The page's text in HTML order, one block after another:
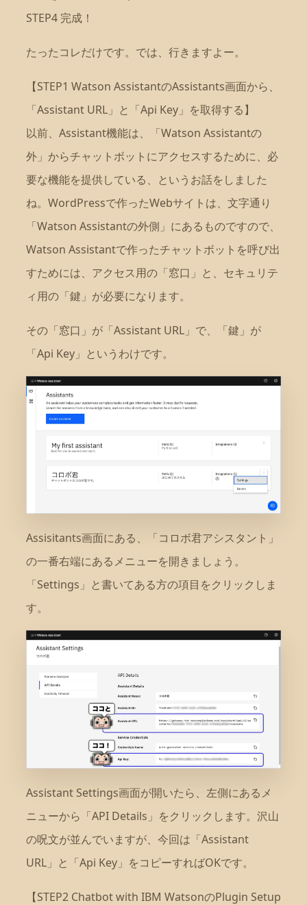
STEP4 完成！
たったコレだけです。では、行きますよー。
【STEP1 Watson AssistantのAssistants画面から、
「Assistant URL」と「Api Key」を取得する】
以前、Assistant機能は、「Watson Assistantの
外」からチャットボットにアクセスするために、必
要な機能を提供している、というお話をしました
ね。WordPressで作ったWebサイトは、文字通り
「Watson Assistantの外側」にあるものですので、
Watson Assistantで作ったチャットボットを呼び出
すためには、アクセス用の「窓口」と、セキュリテ
ィ用の「鍵」が必要になります。
その「窓口」が「Assistant URL」で、「鍵」が
「Api Key」というわけです。
Assisitants画面にある、「コロボ君アシスタント」
の一番右端にあるメニューを開きましょう。
「Settings」と書いてある方の項目をクリックしま
す。
Assistant Settings画面が開いたら、左側にあるメ
ニューから「API Details」をクリックします。沢山
の呪文が並んでいますが、今回は「Assistant
URL」と「Api Key」をコピーすればOKです。
【STEP2 Chatbot with IBM WatsonのPlugin Setup